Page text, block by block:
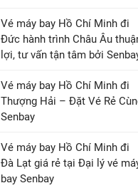
Vé máy bay Hồ Chí Minh đi
Đức hành trình Châu Âu
lợi, tư vấn tận tâm bởi
Vé máy bay Hồ Chí Minh đi
Thượng Hải – Đặt Vé Rẻ
Senbay
Vé máy bay Hồ Chí Minh đi
Đà Lạt giá rẻ tại Đại lý vé
bay Senbay